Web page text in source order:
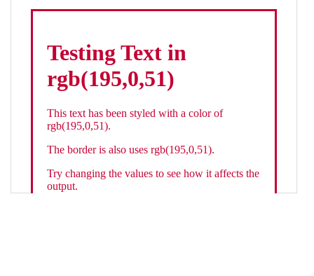
div class="textColor borderColor"
< h1>Testing Text in rgb(195,0,51)